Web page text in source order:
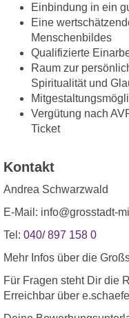
Einbindung in ein
Eine
Menschenbildes
Qualifizierte
Raum zur
Spiritualität und
Vergütung nach
Ticket
Kontakt
Andrea Schwarzwald
E-Mail: info@grosstadt-
Tel: 040/ 897 158 0
Mehr Infos über die
Für Fragen steht Dir die
Erreichbar über